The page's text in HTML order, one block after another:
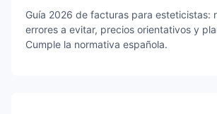
Guía 2026 de facturas para esteticistas:
errores a evitar, precios orientativos y
Cumple la normativa española.